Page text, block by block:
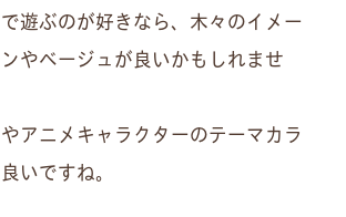
遊ぶのが好きなら、木々のイメー
やベージュが良いかもしれませ
アニメキャラクターのテーマカラ
いですね。